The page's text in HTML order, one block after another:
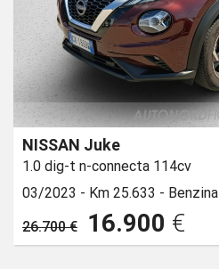
NISSAN Juke
1.0 dig-t n-connecta 114cv
03/2023 - Km 25.633 - Benzina
26.700 €
16.900 €